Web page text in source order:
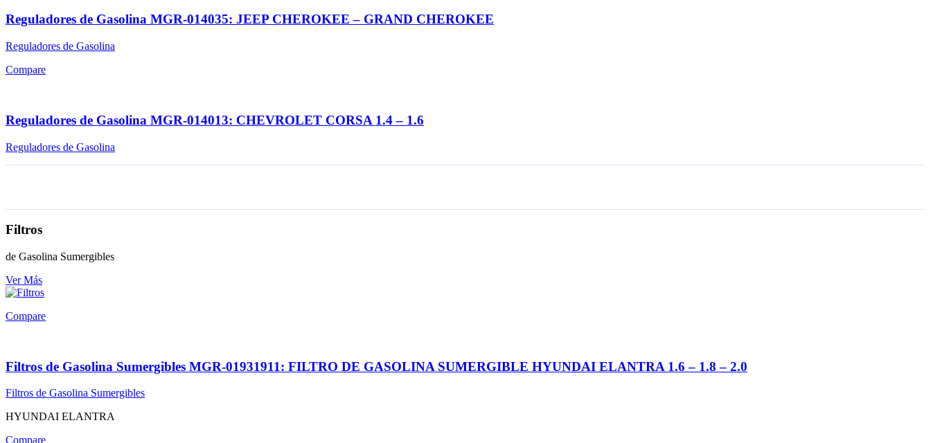
Reguladores de Gasolina MGR-014035: JEEP CHEROKEE – GRAND CHEROKEE
Reguladores de Gasolina
Compare
Reguladores de Gasolina MGR-014013: CHEVROLET CORSA 1.4 – 1.6
Reguladores de Gasolina
Filtros
de Gasolina Sumergibles
Ver Más
Compare
Filtros de Gasolina Sumergibles MGR-01931911: FILTRO DE GASOLINA SUMERGIBLE HYUNDAI ELANTRA 1.6 – 1.8 – 2.0
Filtros de Gasolina Sumergibles
HYUNDAI ELANTRA
Compare